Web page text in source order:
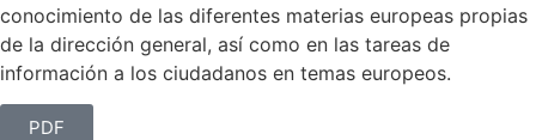
conocimiento de las diferentes materias europeas propias
de la dirección general, así como en las tareas de
información a los ciudadanos en temas europeos.
PDF